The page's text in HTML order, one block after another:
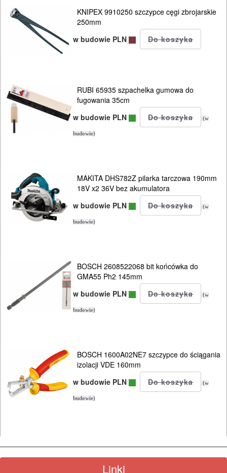
tokarki
ukośnice
stołowe
OBRÓBKA
METALU
RĘCZNE
NARZĘDZIA
HYDRAULICZNE
NARZĘDZIA
INSTALACYJNE,
PALNIKI
KOMPRESORY
NARZĘDZIA
SPAWALNICTWO
PROSTOWNIKI
KNIPEX 9910250 szczypce cęgi zbrojarskie
250mm
w budowie PLN
RUBI 65935 szpachelka gumowa do
fugowania 35cm
w budowie PLN
(w
budowie)
MAKITA DHS782Z pilarka tarczowa 190mm
18V x2 36V bez akumulatora
w budowie PLN
(w
budowie)
BOSCH 2608522068 bit końcówka do
GMA55 Ph2 145mm
w budowie PLN
(w
budowie)
BOSCH 1600A02NE7 szczypce do ściągania
izolacji VDE 160mm
w budowie PLN
(w
budowie)
Linki